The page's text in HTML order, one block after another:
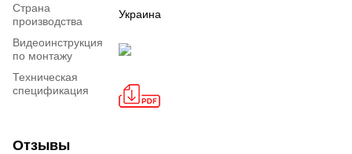
Страна
производства
Украина
Видеоинструкция
по монтажу
Техническая
спецификация
Отзывы